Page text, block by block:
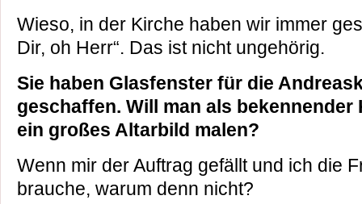
Wieso, in der Kirche haben wir immer
Dir, oh Herr“. Das ist nicht ungehörig.
Sie haben Glasfenster für die
geschaffen. Will man als
ein großes Altarbild malen?
Wenn mir der Auftrag gefällt und ich die
brauche, warum denn nicht?